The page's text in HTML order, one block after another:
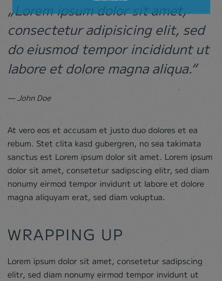
„Lorem ipsum dolor sit amet,
consectetur adipisicing elit, sed
do eiusmod tempor incididunt ut
labore et dolore magna aliqua.“
John Doe
At vero eos et accusam et justo duo dolores et ea
rebum. Stet clita kasd gubergren, no sea takimata
sanctus est Lorem ipsum dolor sit amet. Lorem ipsum
dolor sit amet, consetetur sadipscing elitr, sed diam
nonumy eirmod tempor invidunt ut labore et dolore
magna aliquyam erat, sed diam voluptua.
WRAPPING UP
Lorem ipsum dolor sit amet, consetetur sadipscing
elitr, sed diam nonumy eirmod tempor invidunt ut